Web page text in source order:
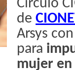
Círculo
de
Arsys
para
mujer